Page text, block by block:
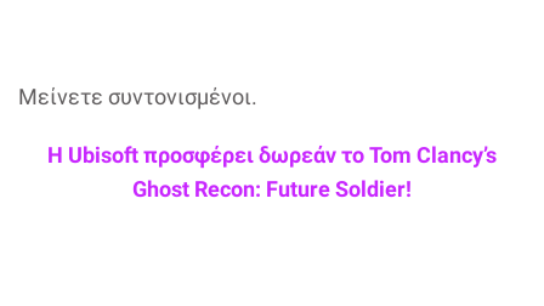
Μείνετε συντονισμένοι.
Η Ubisoft προσφέρει δωρεάν το Tom Clancy’s
Ghost Recon: Future Soldier!